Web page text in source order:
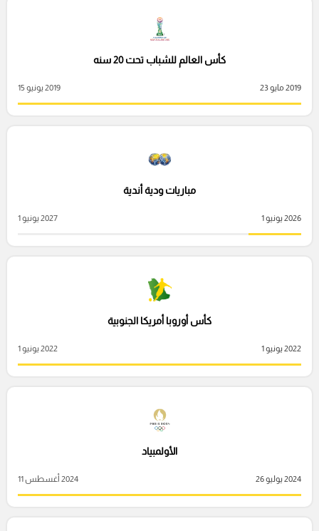
كأس العالم للشباب تحت 20 سنه
2019 مايو 23 2019 يونيو 15
مباريات ودية أندية
2026 يونيو 1 2027 يونيو 1
كأس أوروبا أمريكا الجنوبية
2022 يونيو 1 2022 يونيو 1
الأولمبياد
2024 يوليو 26 2024 أغسطس 11